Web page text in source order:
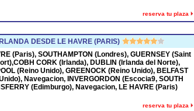
reserva tu plaza
DESDE LE HAVRE (PARIS)
(Paris), SOUTHAMPTON (Londres), GUERNSEY (Saint
CORK (Irlanda), DUBLIN (Irlanda del Norte),
(Reino Unido), GREENOCK (Reino Unido), BELFAST
Navegacion, INVERGORDON (Escocia9, SOUTH
(Edimburgo), Navegacion, LE HAVRE (Paris)
reserva tu plaza